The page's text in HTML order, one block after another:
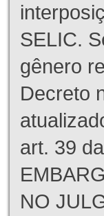
SELIC.
gênero
Decreto
art. 39
NO